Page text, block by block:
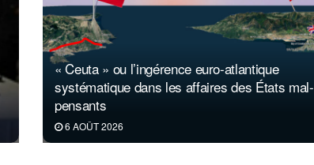
« Ceuta » ou l’ingérence euro-atlantique
systématique dans les affaires des États mal-
pensants
6 AOÛT 2026